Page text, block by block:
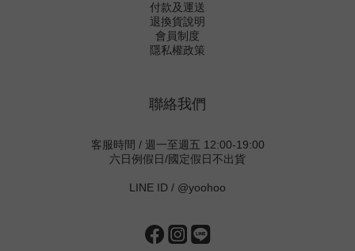
付款及運送
退換貨說明
會員制度
隱私權政策
聯絡我們
客服時間 / 週一至週五 12:00-19:00
六日例假日/國定假日不出貨
LINE ID / @yoohoo